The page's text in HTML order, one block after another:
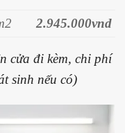
2.945.000vnd
cửa đi kèm, chi phí
sinh nếu có)